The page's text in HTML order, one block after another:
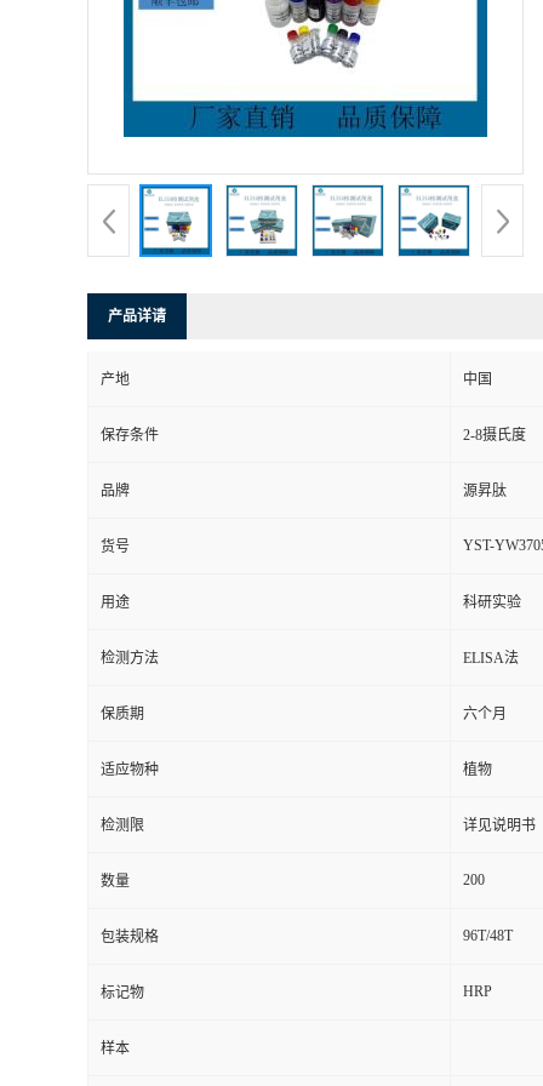
产品详请
产地 中国
保存条件 2-8摄氏度
品牌 源昇肽
货号 YST-
用途 科研实验
检测方法 ELISA法
保质期 六个月
适应物种 植物
检测限 详见说明书
数量 200
包装规格 96T/48T
标记物 HRP
样本